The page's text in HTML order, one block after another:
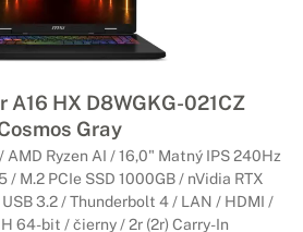
A16 HX D8WGKG-021CZ
Gray
Ryzen AI / 16,0" Matný IPS 240Hz
M.2 PCIe SSD 1000GB / nVidia RTX
3.2 / Thunderbolt 4 / LAN / HDMI /
64-bit / čierny / 2r (2r) Carry-In